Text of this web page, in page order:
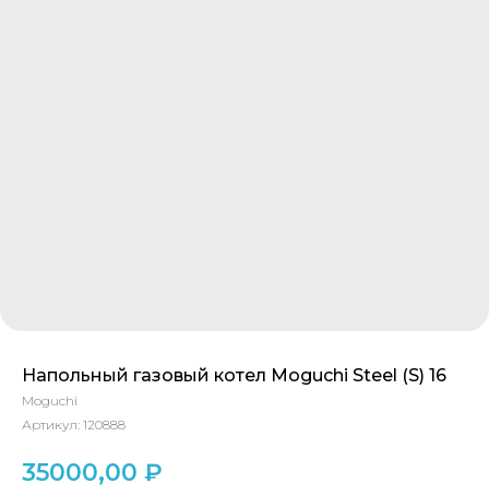
Напольный газовый котел Moguchi Steel (S) 16
Moguchi
Артикул: 120888
35000,00 ₽